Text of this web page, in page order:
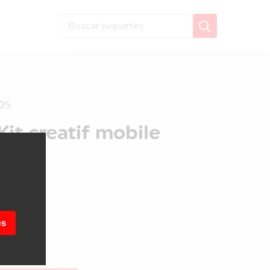
creatif mobile